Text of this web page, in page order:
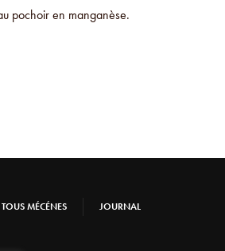
pochoir en manganèse.
TOUS MÉCÉNES JOURNAL